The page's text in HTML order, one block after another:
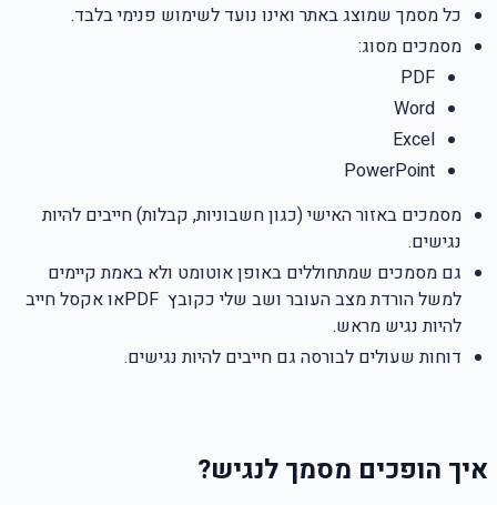
כל מסמך שמוצג באתר ואינו נועד לשימוש פנימי בלבד.
מסמכים מסוג:
PDF
Word
Excel
PowerPoint
מסמכים באזור האישי (כגון חשבוניות, קבלות) חייבים להיות
נגישים.
גם מסמכים שמתחוללים באופן אוטומט ולא באמת קיימים
למשל הורדת מצב העובר ושב שלי כקובץ PDFאו אקסל חייב
להיות נגיש מראש.
דוחות שעולים לבורסה גם חייבים להיות נגישים.
איך הופכים מסמך לנגיש?